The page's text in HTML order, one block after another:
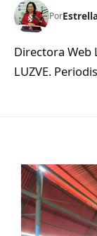
Por
Directora Web
LUZVE.